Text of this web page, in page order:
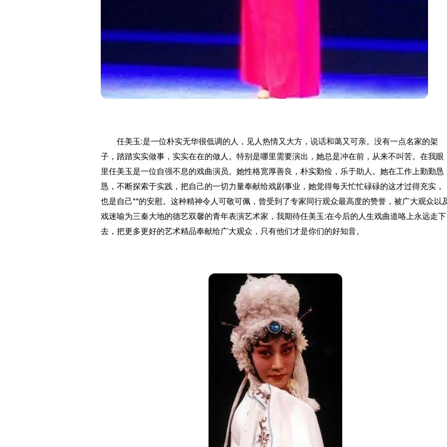
任美玉:是一位朴实无华很低调的人，见人热情又大方，说话和蔼又可亲。没有一点名家的架
子，踏踏实实做事，实实在在的做人。特别是哪里需要演出，她总是冲在前，从来不叫苦。在我眼
里任美玉是一位自强不息的戏曲演员。她性格宽厚善良，朴实勤俭，乐于助人。她在工作上勤勤恳
恳，不断探索于实践，把自己的一切力量奉献给戏剧事业，她觉得每天忙忙碌碌的这才过得充实，
也是自己**的安慰。这种精神令人可敬可佩，曾受到了专家同行观众最高度的赞誉，被广大观众以
戏迷喻为三秦大地的德艺双馨的青年表演艺术家，我期待任美玉:在今后的人生戏曲道咯上永远走下
去，把更多更好的艺术精品奉献给广大观众，只有他们才是你们的好知音。